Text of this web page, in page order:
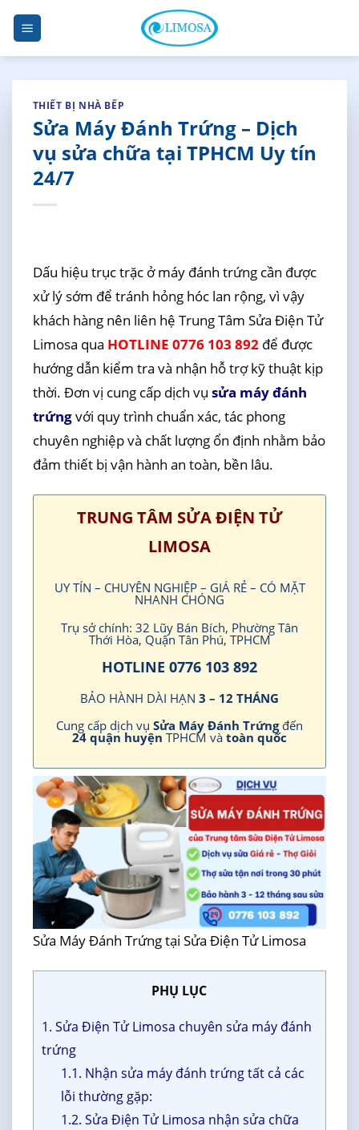
Skip
content
THIẾT BỊ NHÀ BẾP
Sửa Máy Đánh Trứng – Dịch
vụ sửa chữa tại TPHCM Uy tín
24/7
Dấu hiệu trục trặc ở máy đánh trứng cần được
xử lý sớm để tránh hỏng hóc lan rộng, vì vậy
khách hàng nên liên hệ Trung Tâm Sửa Điện Tử
Limosa qua HOTLINE 0776 103 892để được
hướng dẫn kiểm tra và nhận hỗ trợ kỹ thuật kịp
thời. Đơn vị cung cấp dịch vụ sửa máy đánh
trứngvới quy trình chuẩn xác, tác phong
chuyên nghiệp và chất lượng ổn định nhằm bảo
đảm thiết bị vận hành an toàn, bền lâu.
TRUNG TÂM SỬA ĐIỆN TỬ
LIMOSA
UY TÍN – CHUYÊN NGHIỆP – GIÁ RẺ – CÓ MẶT
NHANH CHÓNG
Trụ sở chính: 32 Lũy Bán Bích, Phường Tân
Thới Hòa, Quận Tân Phú, TPHCM
HOTLINE 0776 103 892
BẢO HÀNH DÀI HẠN 3 – 12 THÁNG
Cung cấp dịch vụ Sửa Máy Đánh Trứngđến
24 quận huyện TPHCM và toàn quốc
Sửa Máy Đánh Trứng tại Sửa Điện Tử Limosa
PHỤ LỤC
1. Sửa Điện Tử Limosa chuyên sửa máy đánh
trứng
1.1. Nhận sửa máy đánh trứng tất cả các
lỗi thường gặp:
1.2. Sửa Điện Tử Limosa nhận sửa chữa